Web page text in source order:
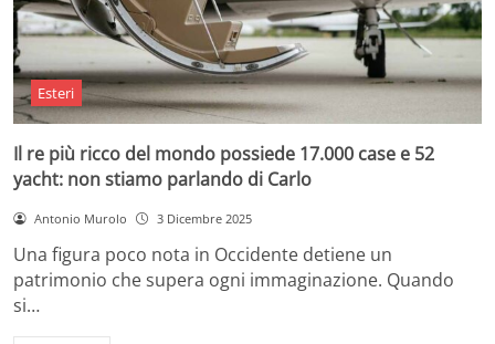
Esteri
Il re più ricco del mondo possiede 17.000 case e 52
yacht: non stiamo parlando di Carlo
Antonio Murolo 3 Dicembre 2025
Una figura poco nota in Occidente detiene un
patrimonio che supera ogni immaginazione. Quando
si…